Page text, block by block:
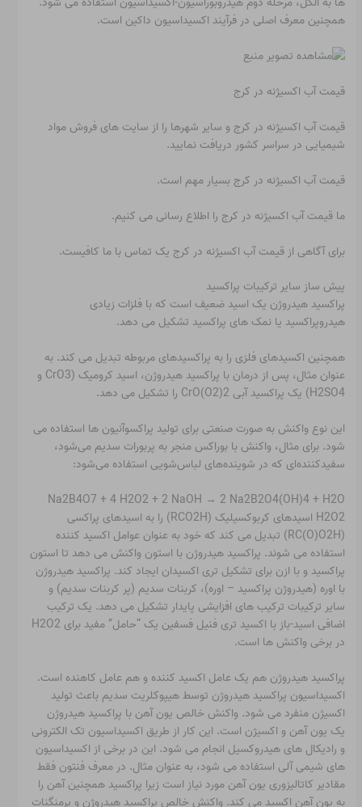
همچنین معرف اصلی در فرآیند اکسیداسیون داکین است.
قیمت آب اکسیژنه در کرج
قیمت آب اکسیژنه در کرج و سایر شهرها را از سایت های فروش مواد
شیمیایی در سراسر کشور دریافت نمایید.
قیمت آب اکسیژنه در کرج بسیار مهم است.
ما قیمت آب اکسیژنه در کرج را اطلاع رسانی می کنیم.
برای آگاهی از قیمت آب اکسیژنه در کرج یک تماس با ما کافیست.
پیش ساز سایر ترکیبات پراکسید
پراکسید هیدروژن یک اسید ضعیف است که با فلزات زیادی
هیدروپراکسید یا نمک های پراکسید تشکیل می دهد.
همچنین اکسیدهای فلزی را به پراکسیدهای مربوطه تبدیل می کند. به
عنوان مثال، پس از درمان با پراکسید هیدروژن، اسید کرومیک (CrO3 و
H2SO4) یک پراکسید آبی CrO(O2)2 را تشکیل می دهد.
این نوع واکنش به صورت صنعتی برای تولید پراکسوآنیون ها استفاده می
شود. برای مثال، واکنش با بوراکس منجر به پربورات سدیم می‌شود،
سفیدکننده‌ای که در شوینده‌های لباس‌شویی استفاده می‌شود:
Na2B4O7 + 4 H2O2 + 2 NaOH → 2 Na2B2O4(OH)4 + H2O
H2O2 اسیدهای کربوکسیلیک (RCO2H) را به اسیدهای پراکسی
(RC(O)O2H) تبدیل می کند که خود به عنوان عوامل اکسید کننده
استفاده می شوند. پراکسید هیدروژن با استون واکنش می دهد تا استون
پراکسید و با ازن برای تشکیل تری اکسیدان ایجاد کند. پراکسید هیدروژن
با اوره (هیدروژن پراکسید – اوره)، کربنات سدیم (پر کربنات سدیم) و
سایر ترکیبات ترکیب های افزایشی پایدار تشکیل می دهد. یک ترکیب
اضافی اسید-باز با اکسید تری فنیل فسفین یک “حامل” مفید برای H2O2
در برخی واکنش ها است.
پراکسید هیدروژن هم یک عامل اکسید کننده و هم عامل کاهنده است.
اکسیداسیون پراکسید هیدروژن توسط هیپوکلریت سدیم باعث تولید
اکسیژن منفرد می شود. واکنش خالص یون آهن با پراکسید هیدروژن
یک یون آهن و اکسیژن است. این کار از طریق اکسیداسیون تک الکترونی
و رادیکال های هیدروکسیل انجام می شود. این در برخی از اکسیداسیون
های شیمی آلی استفاده می شود، به عنوان مثال. در معرف فنتون فقط
مقادیر کاتالیزوری یون آهن مورد نیاز است زیرا پراکسید همچنین آهن را
به یون آهن اکسید می کند. واکنش خالص پراکسید هیدروژن و پرمنگنات